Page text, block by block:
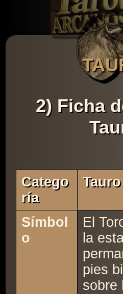
2) Ficha
Catego
Ría
Tauro
Símbol
o
El
la
pies
sobre